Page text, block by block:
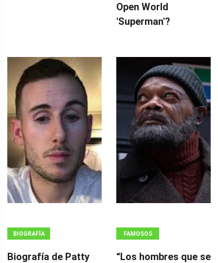
Open World
'Superman'?
BIOGRAFÍA
Biografía de Patty
FAMOSOS
“Los hombres que se